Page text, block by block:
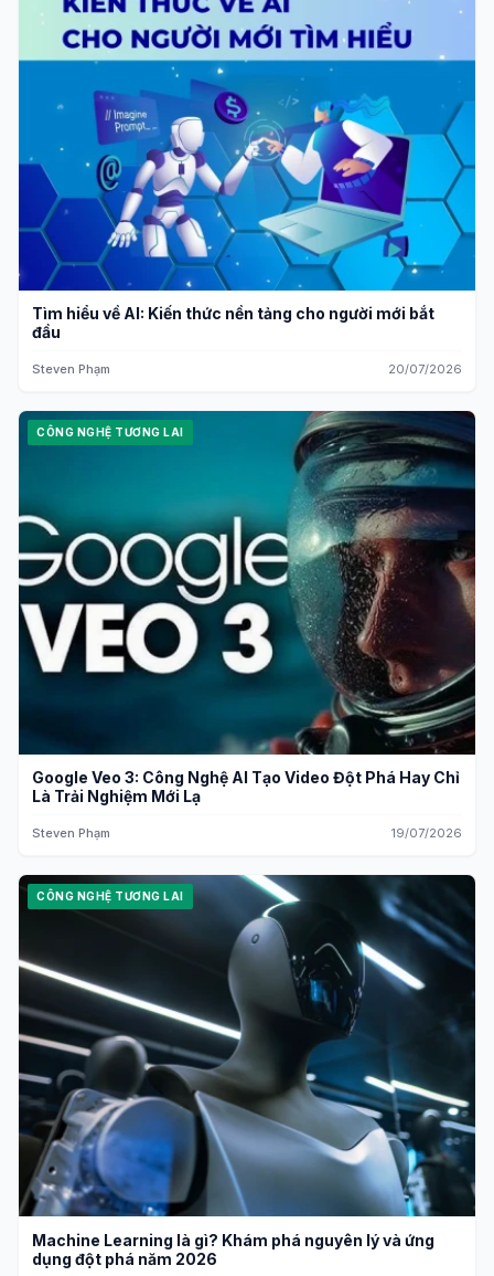
Tìm hiểu về AI: Kiến thức nền tảng cho người mới bắt
đầu
Steven Phạm 20/07/2026
CÔNG NGHỆ TƯƠNG LAI
Google Veo 3: Công Nghệ AI Tạo Video Đột Phá Hay Chỉ
Là Trải Nghiệm Mới Lạ
Steven Phạm 19/07/2026
CÔNG NGHỆ TƯƠNG LAI
Machine Learning là gì? Khám phá nguyên lý và ứng
dụng đột phá năm 2026